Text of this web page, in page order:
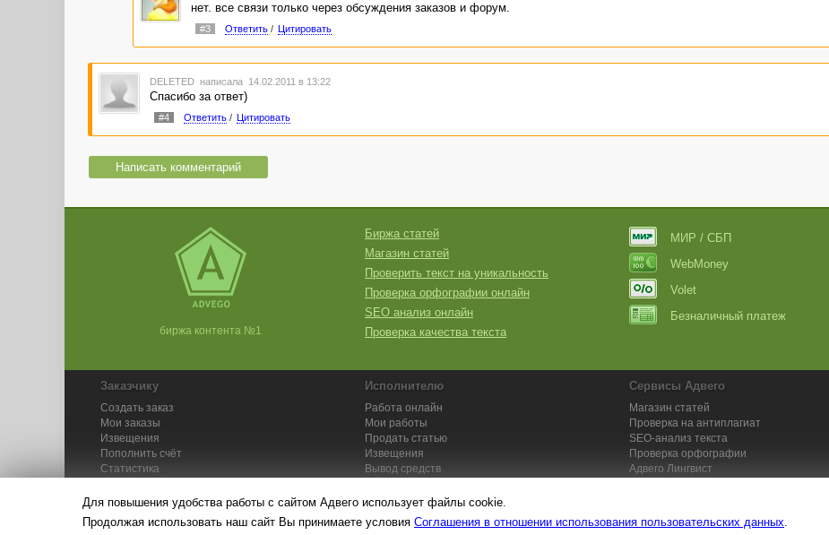
нет. все связи только через обсуждения заказов и форум.
#3 Ответить/ Цитировать
DELETED написала 14.02.2011 в 13:22
Спасибо за ответ)
#4 Ответить/ Цитировать
Написать комментарий
биржа контента №1
Биржа статей
Магазин статей
Проверить текст на уникальность
Проверка орфографии онлайн
SEO анализ онлайн
Проверка качества текста
МИР / СБП
WebMoney
Volet
Безналичный платеж
Заказчику
Создать заказ
Мои заказы
Извещения
Пополнить счёт
Статистика
Исполнителю
Работа онлайн
Мои работы
Продать статью
Извещения
Вывод средств
Сервисы Адвего
Магазин статей
Проверка на антиплагиат
SEO-анализ текста
Проверка орфографии
Адвего Лингвист
Для повышения удобства работы с сайтом Адвего использует файлы cookie.
Продолжая использовать наш сайт Вы принимаете условия Соглашения в отношении использования пользовательских данных